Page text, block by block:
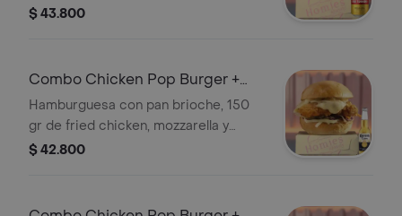
tocineta, cogollos, tomate y cebolla
$ 43.800
Combo Chicken Pop Burger +
Corona 350 ml
Hamburguesa con pan brioche, 150
gr de fried chicken, mozzarella y
coleslaw en su salsa especial casera.
$ 42.800